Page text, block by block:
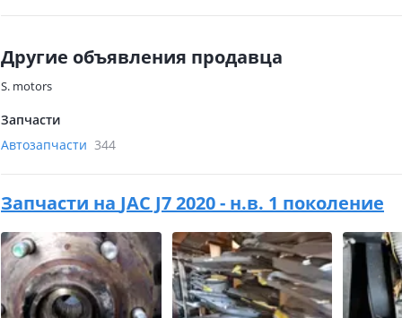
Другие объявления продавца
S. motors
Запчасти
Автозапчасти 344
Запчасти на JAC J7 2020 - н.в. 1 поколение